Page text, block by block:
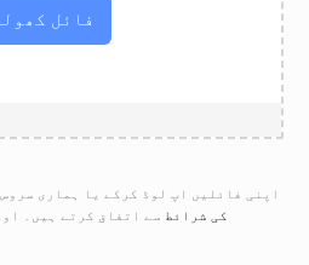
فائل
اپنی فائلیں اپ لوڈ کرکے یا ہماری
کی شرائط سے اتفاق کرتے ہیں۔